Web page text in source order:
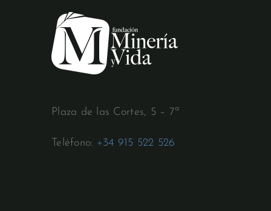
Plaza de las Cortes, 5 – 7ª
Teléfono: +34 915 522 526